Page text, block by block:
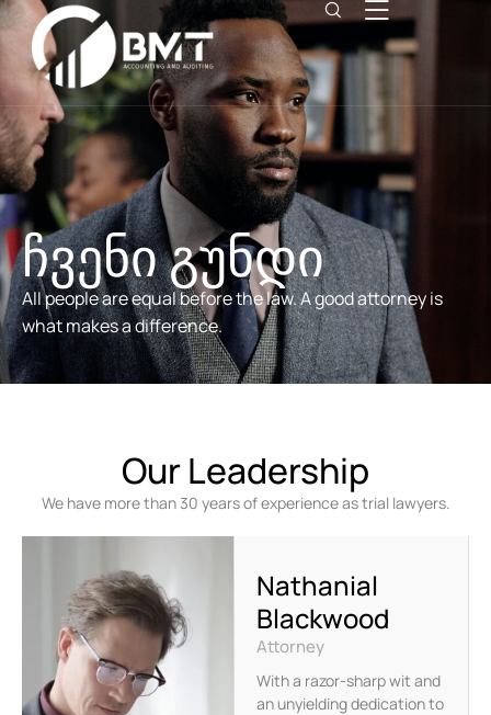
ჩვენი გუნდი
All people are equal before the law. A good attorney is
what makes a difference.
Our Leadership
We have more than 30 years of experience as trial lawyers.
Nathanial
Blackwood
Attorney
With a razor-sharp wit and
an unyielding dedication to